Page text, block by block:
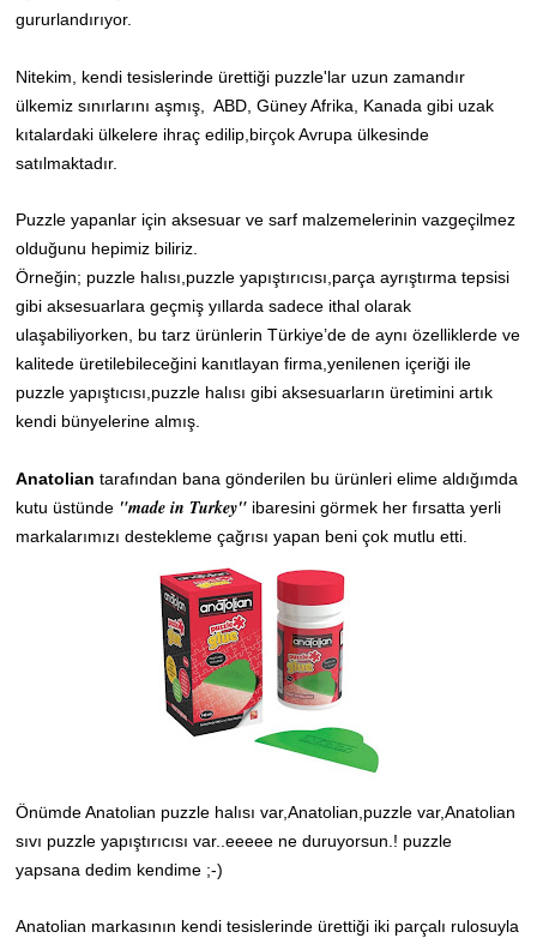
gururlandırıyor.
Nitekim, kendi tesislerinde ürettiği puzzle'lar uzun zamandır
ülkemiz sınırlarını aşmış, ABD, Güney Afrika, Kanada gibi uzak
kıtalardaki ülkelere ihraç edilip,birçok Avrupa ülkesinde
satılmaktadır.
Puzzle yapanlar için aksesuar ve sarf malzemelerinin vazgeçilmez
olduğunu hepimiz biliriz.
Örneğin; puzzle halısı,puzzle yapıştırıcısı,parça ayrıştırma tepsisi
gibi aksesuarlara geçmiş yıllarda sadece ithal olarak
ulaşabiliyorken, bu tarz ürünlerin Türkiye’de de aynı özelliklerde ve
kalitede üretilebileceğini kanıtlayan firma,yenilenen içeriği ile
puzzle yapıştıcısı,puzzle halısı gibi aksesuarların üretimini artık
kendi bünyelerine almış.
Anatolian tarafından bana gönderilen bu ürünleri elime aldığımda
kutu üstünde "made in Turkey" ibaresini görmek her fırsatta yerli
markalarımızı destekleme çağrısı yapan beni çok mutlu etti.
Önümde Anatolian puzzle halısı var,Anatolian,puzzle var,Anatolian
sıvı puzzle yapıştırıcısı var..eeeee ne duruyorsun.! puzzle
yapsana dedim kendime ;-)
Anatolian markasının kendi tesislerinde ürettiği iki parçalı rulosuyla